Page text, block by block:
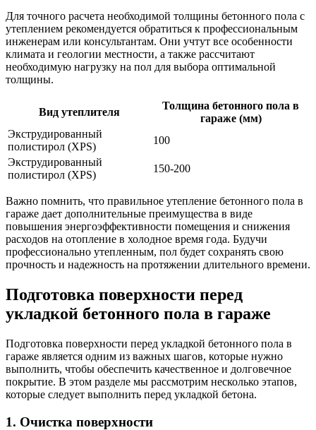
Для точного расчета необходимой толщины бетонного пола с
утеплением рекомендуется обратиться к профессиональным
инженерам или консультантам. Они учтут все особенности
климата и геологии местности, а также рассчитают
необходимую нагрузку на пол для выбора оптимальной
толщины.
Вид утеплителя
Толщина бетонного пола в
гараже (мм)
Экструдированный
полистирол (XPS)
100
Экструдированный
полистирол (XPS)
150-200
Важно помнить, что правильное утепление бетонного пола в
гараже дает дополнительные преимущества в виде
повышения энергоэффективности помещения и снижения
расходов на отопление в холодное время года. Будучи
профессионально утепленным, пол будет сохранять свою
прочность и надежность на протяжении длительного времени.
Подготовка поверхности перед
укладкой бетонного пола в гараже
Подготовка поверхности перед укладкой бетонного пола в
гараже является одним из важных шагов, которые нужно
выполнить, чтобы обеспечить качественное и долговечное
покрытие. В этом разделе мы рассмотрим несколько этапов,
которые следует выполнить перед укладкой бетона.
1. Очистка поверхности